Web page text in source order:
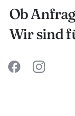
Service
Immobilie
Ob
Wir sind